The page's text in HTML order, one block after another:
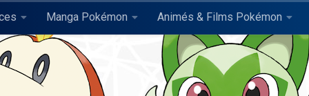
Manga Pokémon Animés & Films Pokémon